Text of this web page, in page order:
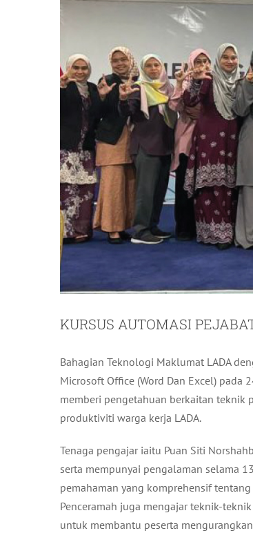
KURSUS AUTOMASI
Bahagian Teknologi Maklumat LADA
Microsoft Office (Word Dan Excel) pada
memberi pengetahuan berkaitan teknik
produktiviti warga kerja LADA.
Tenaga pengajar iaitu Puan Siti
serta mempunyai pengalaman selama
pemahaman yang komprehensif
Penceramah juga mengajar teknik-
untuk membantu peserta